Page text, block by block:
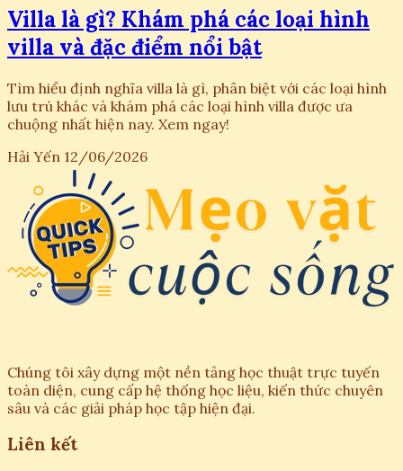
Villa là gì? Khám phá các loại hình
villa và đặc điểm nổi bật
Tìm hiểu định nghĩa villa là gì, phân biệt với các loại hình
lưu trú khác và khám phá các loại hình villa được ưa
chuộng nhất hiện nay. Xem ngay!
Hải Yến 12/06/2026
Chúng tôi xây dựng một nền tảng học thuật trực tuyến
toàn diện, cung cấp hệ thống học liệu, kiến thức chuyên
sâu và các giải pháp học tập hiện đại.
Liên kết